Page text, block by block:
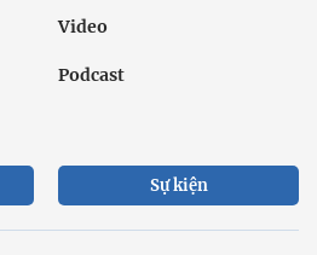
Video
Podcast
Sự kiện